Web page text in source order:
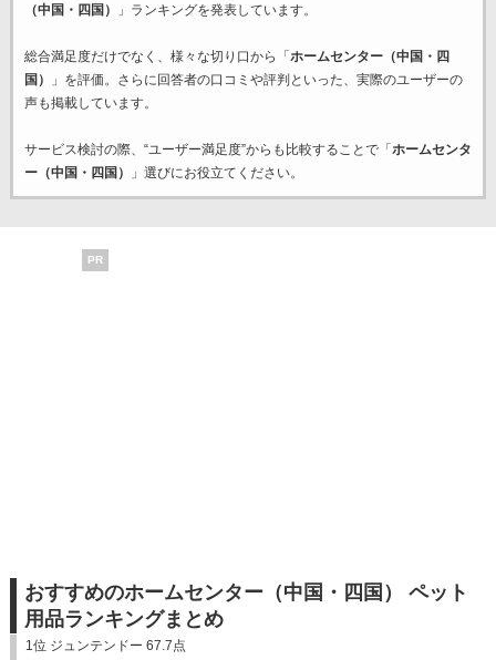
（中国・四国）
」ランキングを発表しています。
総合満足度だけでなく、様々な切り口から「ホームセンター（中国・四
国）
」を評価。さらに回答者の口コミや評判といった、実際のユーザーの
声も掲載しています。
サービス検討の際、“ユーザー満足度”からも比較することで「ホームセンタ
ー（中国・四国）
」選びにお役立てください。
PR
おすすめのホームセンター（中国・四国） ペット
用品ランキングまとめ
1位 ジュンテンドー 67.7点